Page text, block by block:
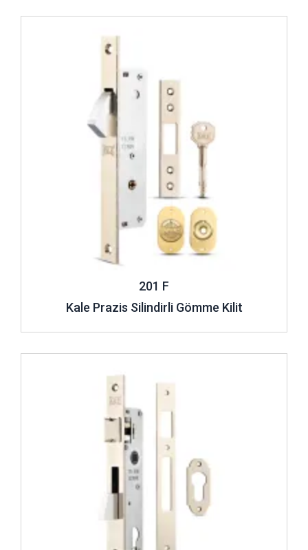
201 F
Kale Prazis Silindirli Gömme Kilit